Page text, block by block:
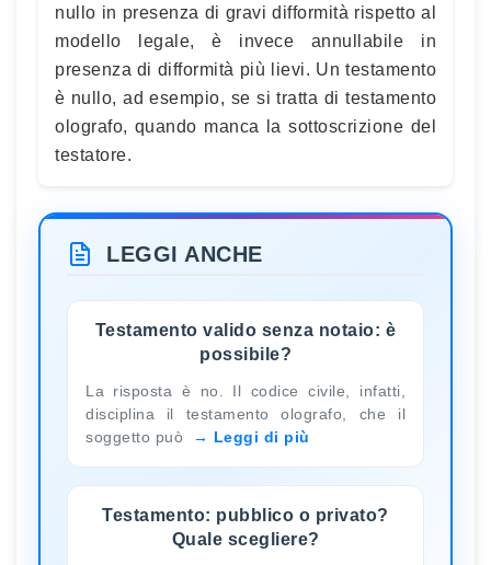
nullo in presenza di gravi difformità rispetto al
modello legale, è invece annullabile in
presenza di difformità più lievi. Un testamento
è nullo, ad esempio, se si tratta di testamento
olografo, quando manca la sottoscrizione del
testatore.
LEGGI ANCHE
Testamento valido senza notaio: è
possibile?
La risposta è no. Il codice civile, infatti,
disciplina il testamento olografo, che il
soggetto può
Leggi di più
Testamento: pubblico o privato?
Quale scegliere?